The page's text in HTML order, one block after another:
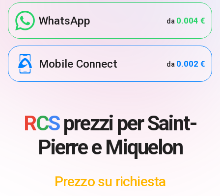
WhatsApp da 0.004 €
Mobile Connect da 0.002 €
RCSprezzi per Saint-
Pierre e Miquelon
Prezzo su richiesta